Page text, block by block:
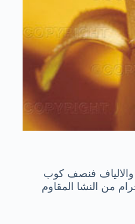
فنصف كوب
العدس تحوي 3.4 جرام من النشا المقاوم